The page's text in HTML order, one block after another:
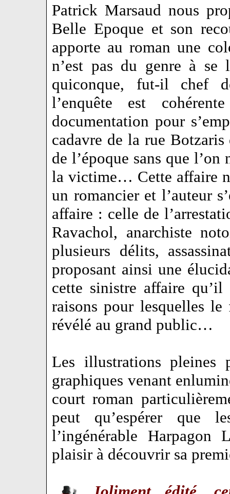
Patrick Marsaud nous
Belle Epoque et son
apporte au roman une
n’est pas du genre à se
quiconque, fut-il chef
l’enquête est
documentation pour
cadavre de la rue
de l’époque sans que
la victime… Cette affaire
un romancier et l’auteur
affaire : celle de
Ravachol, anarchiste
plusieurs délits,
proposant ainsi une
cette sinistre affaire
raisons pour lesquelles
révélé au grand public…
Les illustrations pleines
graphiques venant
court roman
peut qu’espérer que
l’ingénérable
plaisir à découvrir sa